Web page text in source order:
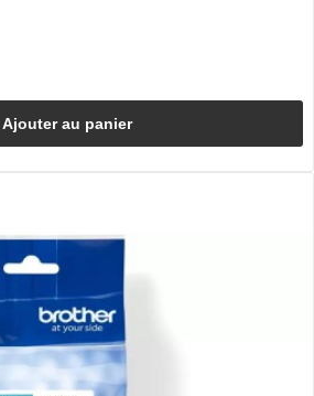
Ajouter au panier